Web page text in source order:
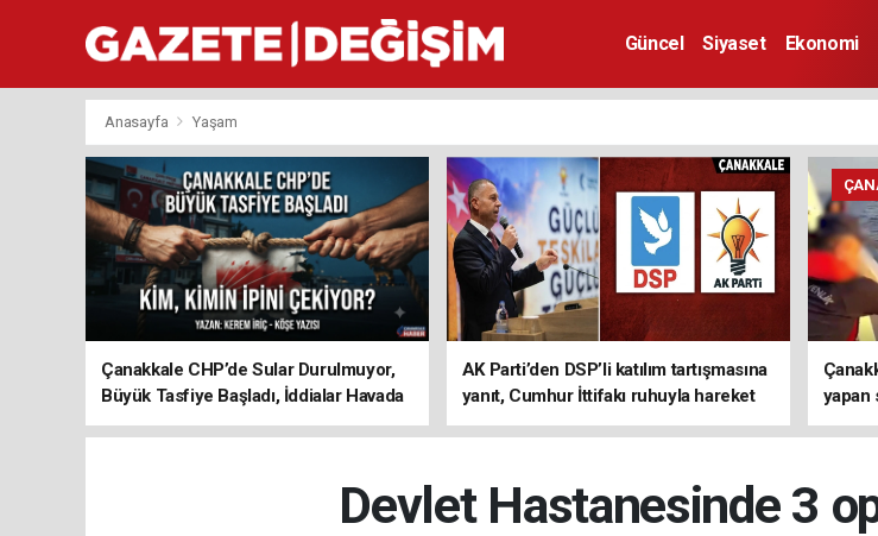
Güncel Siyaset Ekonomi
Anasayfa Yaşam
Çanakkale CHP’de Sular Durulmuyor,
Büyük Tasfiye Başladı, İddialar Havada
Uçuşuyor
AK Parti’den DSP’li katılım tartışmasına
yanıt, Cumhur İttifakı ruhuyla hareket
ediyoruz
yapan
Devlet Hastanesinde 3